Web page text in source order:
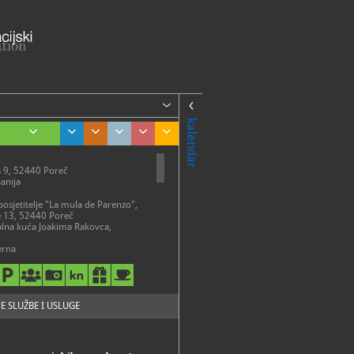
kalendar
9, 52440 Poreč
"La mula de Parenzo",
13, 52440 Poreč
kuća Joakima Rakovca,
Džamonje - Valkanela 5
kuća (stalni postav), Marafor 1,
SLUŽBE I USLUGE